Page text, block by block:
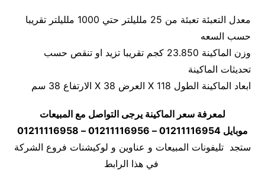
معدل التعبئة تعبئة من 25 ملليلتر حتي 1000 ملليلتر تقريبا
حسب السعه
وزن الماكينة 23.850 كجم تقريبا تزيد او تنقص حسب
تحديثات الماكينة
ابعاد الماكينة الطول 118 X العرض 38 X الارتفاع 38 سم
لمعرفة سعر الماكينة يرجى التواصل مع المبيعات
موبايل 01211116954 – 01211116956 – 01211116958
ستجد تليفونات المبيعات و عناوين و لوكيشنات فروع الشركة
في هذا الرابط